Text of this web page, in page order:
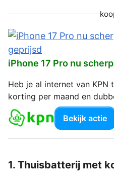
iPhone 17 Pro nu
Heb je al internet van KPN
korting per maand en
Bekijk actie
1. Thuisbatterij met